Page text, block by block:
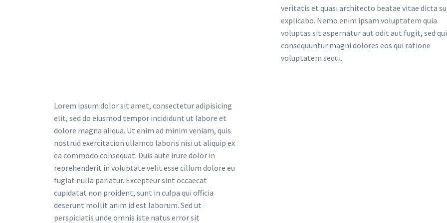
veritatis et quasi architecto beatae vitae dicta
explicabo. Nemo enim ipsam voluptatem quia
voluptas sit aspernatur aut odit aut fugit, sed
consequuntur magni dolores eos qui ratione
voluptatem sequi.
Lorem ipsum dolor sit amet, consectetur adipisicing
elit, sed do eiusmod tempor incididunt ut labore et
dolore magna aliqua. Ut enim ad minim veniam, quis
nostrud exercitation ullamco laboris nisi ut aliquip ex
ea commodo consequat. Duis aute irure dolor in
reprehenderit in voluptate velit esse cillum dolore eu
fugiat nulla pariatur. Excepteur sint occaecat
cupidatat non proident, sunt in culpa qui officia
deserunt mollit anim id est laborum. Sed ut
perspiciatis unde omnis iste natus error sit